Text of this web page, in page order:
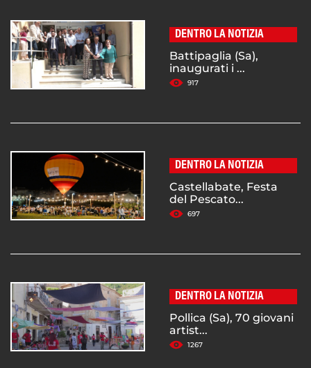
DENTRO LA NOTIZIA
Battipaglia (Sa),
inaugurati i ...
917
DENTRO LA NOTIZIA
Castellabate, Festa
del Pescato...
697
DENTRO LA NOTIZIA
Pollica (Sa), 70 giovani
artist...
1267